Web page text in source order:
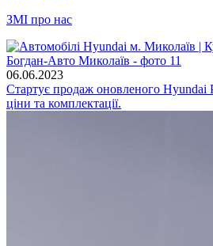
ЗМІ про нас
06.06.2023
Стартує продаж оновленого
ціни та комплектації.